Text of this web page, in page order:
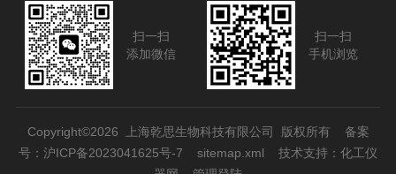
扫一扫
添加微信
扫一扫
手机浏览
Copyright©2026 上海乾思生物科技有限公司 版权所有 备案
号：沪ICP备2023041625号-7
sitemap.xml 技术支持： 化工仪